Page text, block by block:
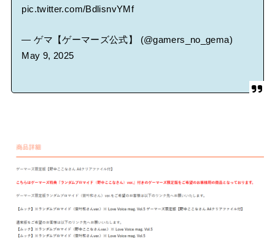
pic.twitter.com/BdlisnvYMf
— ゲマ【ゲーマーズ公式】 (@gamers_no_gema)
May 9, 2025